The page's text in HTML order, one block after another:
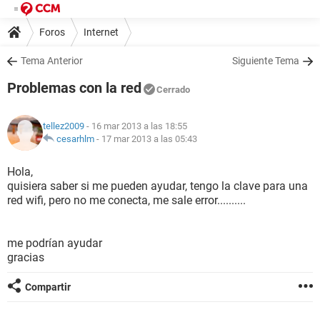
Foros Internet
Tema Anterior Siguiente Tema
Problemas con la red Cerrado
tellez2009 - 16 mar 2013 a las 18:55
cesarhlm - 17 mar 2013 a las 05:43
Hola,
quisiera saber si me pueden ayudar, tengo la clave para una
red wifi, pero no me conecta, me sale error..........
me podrían ayudar
gracias
Compartir